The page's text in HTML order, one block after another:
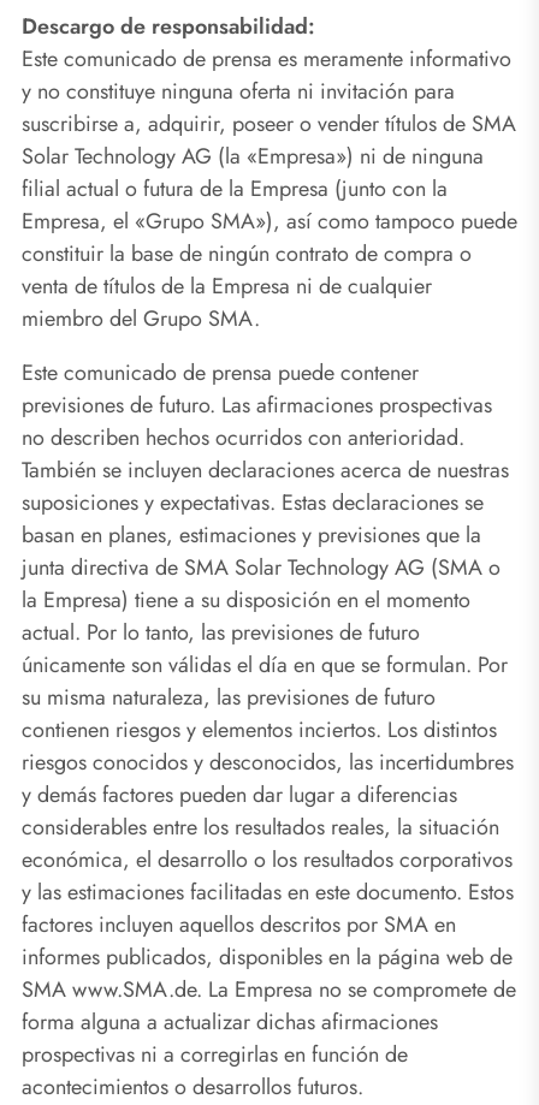
Descargo de responsabilidad:
Este comunicado de prensa es meramente informativo
y no constituye ninguna oferta ni invitación para
suscribirse a, adquirir, poseer o vender títulos de SMA
Solar Technology AG (la «Empresa») ni de ninguna
filial actual o futura de la Empresa (junto con la
Empresa, el «Grupo SMA»), así como tampoco puede
constituir la base de ningún contrato de compra o
venta de títulos de la Empresa ni de cualquier
miembro del Grupo SMA.
Este comunicado de prensa puede contener
previsiones de futuro. Las afirmaciones prospectivas
no describen hechos ocurridos con anterioridad.
También se incluyen declaraciones acerca de nuestras
suposiciones y expectativas. Estas declaraciones se
basan en planes, estimaciones y previsiones que la
junta directiva de SMA Solar Technology AG (SMA o
la Empresa) tiene a su disposición en el momento
actual. Por lo tanto, las previsiones de futuro
únicamente son válidas el día en que se formulan. Por
su misma naturaleza, las previsiones de futuro
contienen riesgos y elementos inciertos. Los distintos
riesgos conocidos y desconocidos, las incertidumbres
y demás factores pueden dar lugar a diferencias
considerables entre los resultados reales, la situación
económica, el desarrollo o los resultados corporativos
y las estimaciones facilitadas en este documento. Estos
factores incluyen aquellos descritos por SMA en
informes publicados, disponibles en la página web de
SMA www.SMA.de. La Empresa no se compromete de
forma alguna a actualizar dichas afirmaciones
prospectivas ni a corregirlas en función de
acontecimientos o desarrollos futuros.